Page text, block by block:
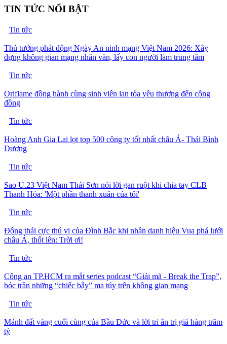
TIN TỨC NỔI BẬT
Tin tức
Thủ tướng phát động Ngày An ninh mạng Việt Nam 2026: Xây
dựng không gian mạng nhân văn, lấy con người làm trung tâm
Tin tức
Oriflame đồng hành cùng sinh viên lan tỏa yêu thương đến cộng
đồng
Tin tức
Hoàng Anh Gia Lai lọt top 500 công ty tốt nhất châu Á- Thái Bình
Dương
Tin tức
Sao U.23 Việt Nam Thái Sơn nói lời gan ruột khi chia tay CLB
Thanh Hóa: 'Một phần thanh xuân của tôi'
Tin tức
Động thái cực thú vị của Đình Bắc khi nhận danh hiệu Vua phá lưới
châu Á, thốt lên: Trời ơi!
Tin tức
Công an TP.HCM ra mắt series podcast “Giải mã - Break the Trap”,
bóc trần những “chiếc bẫy” ma túy trên không gian mạng
Tin tức
Mảnh đất vàng cuối cùng của Bầu Đức và lời tri ân trị giá hàng trăm
tỷ